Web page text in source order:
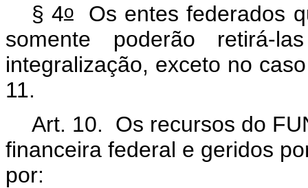
§ 4oOs entes federados
somente poderão
integralização, exceto no
11.
Art. 10. Os recursos do
financeira federal e geridos
por: